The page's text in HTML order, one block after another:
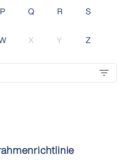
P Q R S
X Y Z